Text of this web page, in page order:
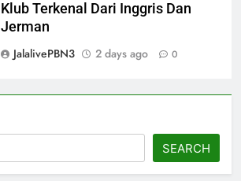
Klub Terkenal Dari Inggris Dan
Jerman
JalalivePBN3
2 days ago 0
SEARCH